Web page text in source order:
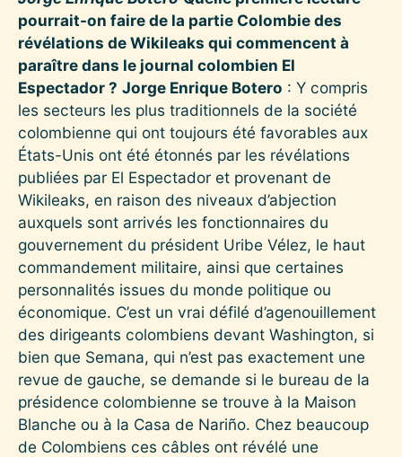
pourrait-on faire de la partie Colombie des
révélations de Wikileaks qui commencent à
paraître dans le journal colombien El
Espectador ? Jorge Enrique Botero : Y compris
les secteurs les plus traditionnels de la société
colombienne qui ont toujours été favorables aux
États-Unis ont été étonnés par les révélations
publiées par El Espectador et provenant de
Wikileaks, en raison des niveaux d’abjection
auxquels sont arrivés les fonctionnaires du
gouvernement du président Uribe Vélez, le haut
commandement militaire, ainsi que certaines
personnalités issues du monde politique ou
économique. C’est un vrai défilé d’agenouillement
des dirigeants colombiens devant Washington, si
bien que Semana, qui n’est pas exactement une
revue de gauche, se demande si le bureau de la
présidence colombienne se trouve à la Maison
Blanche ou à la Casa de Nariño. Chez beaucoup
de Colombiens ces câbles ont révélé une